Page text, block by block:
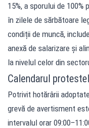
15%, a sporului de
în zilele de sărbătoare
condiții de muncă,
anexă de salarizare și
la nivelul celor din
Calendarul
Potrivit hotărârii
grevă de avertisment
intervalul orar